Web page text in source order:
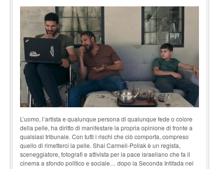
L’uomo, l’artista e qualunque persona di qualunque fede o colore
della pelle, ha diritto di mani­festare la propria opinione di fronte a
qualsiasi tribunale. Con tutti i rischi che ciò comporta, compreso
quello di rimetterci la pelle. Shai Carmeli-Pollak è un regista,
sceneggiatore, fotogra­fi e attivista per la pace israeliano che fa il
cinema a sfondo politico e sociale… dopo la Seconda Intifada nei